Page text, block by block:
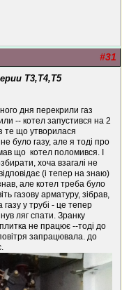
#31
Т3,Т4,Т5
дня перекрили газ
-- котел запустився на 2
те що утворилася
було газу, але я тоді про
що котел поломився. І
хоча взагалі не
(і тепер на знаю)
але котел треба було
газову арматуру, зібрав,
у трубі - це тепер
ляг спати. Зранку
не працює --тоді до
запрацювала. до